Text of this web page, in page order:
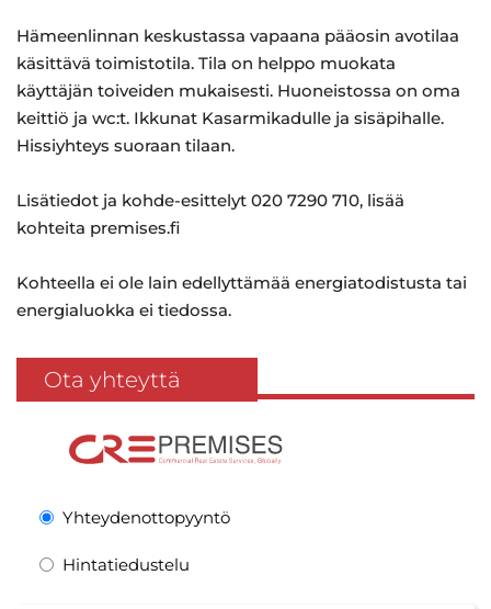
Hämeenlinnan keskustassa vapaana pääosin avotilaa
käsittävä toimistotila. Tila on helppo muokata
käyttäjän toiveiden mukaisesti. Huoneistossa on oma
keittiö ja wc:t. Ikkunat Kasarmikadulle ja sisäpihalle.
Hissiyhteys suoraan tilaan.
Lisätiedot ja kohde-esittelyt 020 7290 710, lisää
kohteita premises.fi
Kohteella ei ole lain edellyttämää energiatodistusta tai
energialuokka ei tiedossa.
Ota yhteyttä
Yhteydenottopyyntö
Hintatiedustelu